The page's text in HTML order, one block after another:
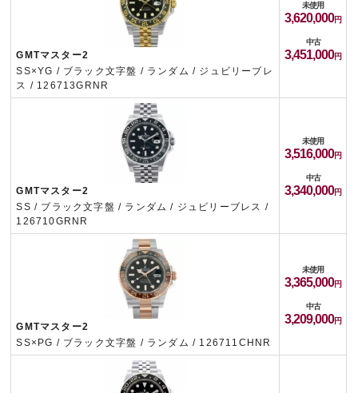
GMTマスター2
SS×YG / ブラック文字盤 / ランダム / ジュビリーブレ
ス / 126713GRNR
未使用
3,620,000
中古
3,451,000
GMTマスター2
SS / ブラック文字盤 / ランダム / ジュビリーブレス /
126710GRNR
未使用
3,516,000
中古
3,340,000
GMTマスター2
SS×PG / ブラック文字盤 / ランダム / 126711CHNR
未使用
3,365,000
中古
3,209,000